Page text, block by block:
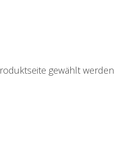
gewählt werden